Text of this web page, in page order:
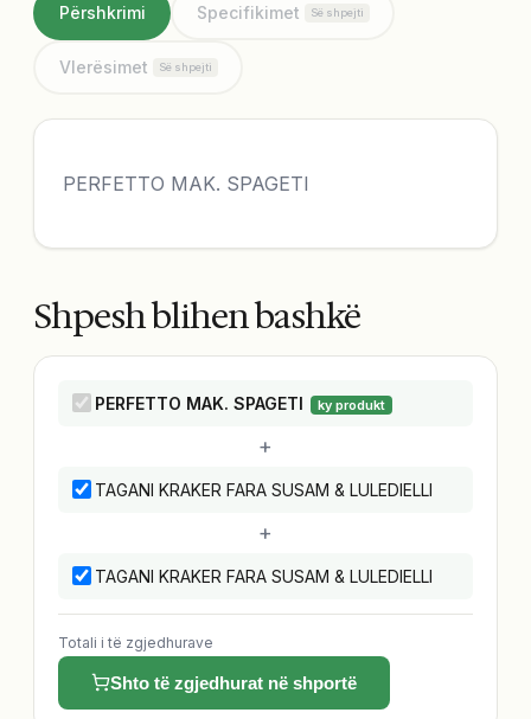
Përshkrimi Specifikimet Së shpejti
Vlerësimet Së shpejti
PERFETTO MAK. SPAGETI
Shpesh blihen bashkë
PERFETTO MAK. SPAGETI ky produkt
+
TAGANI KRAKER FARA SUSAM & LULEDIELLI
+
TAGANI KRAKER FARA SUSAM & LULEDIELLI
Totali i të zgjedhurave
Shto të zgjedhurat në shportë